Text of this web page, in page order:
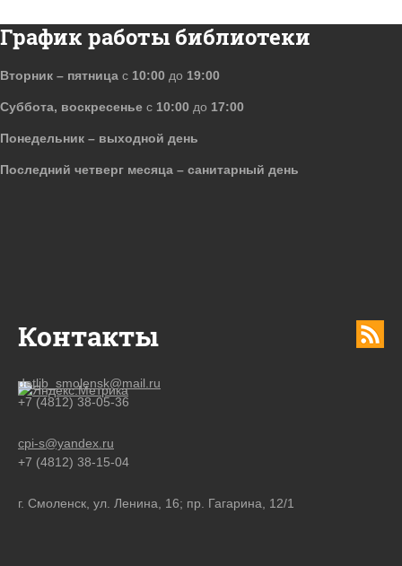
Контакты
detlib_smolensk@mail.ru
+7 (4812) 38-05-36
cpi-s@yandex.ru
+7 (4812) 38-15-04
г. Смоленск, ул. Ленина, 16; пр. Гагарина, 12/1
График работы библиотеки
Вторник – пятница с 10:00 до 19:00
Суббота, воскресенье с 10:00 до 17:00
Понедельник – выходной день
Последний четверг месяца – санитарный день